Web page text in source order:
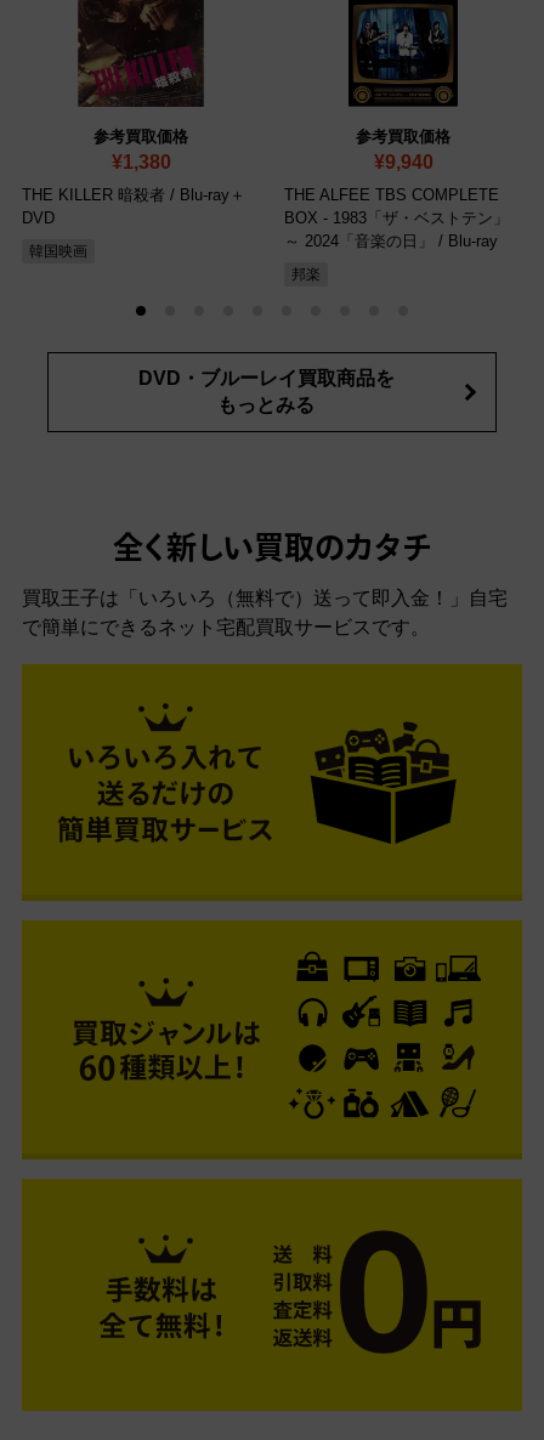
参考買取価格
¥1,380
THE KILLER 暗殺者 / Blu-ray＋
DVD
韓国映画
参考買取価格
¥9,940
THE ALFEE TBS COMPLETE
BOX - 1983「ザ・ベストテン」
～ 2024「音楽の日」
/ Blu-ray
邦楽
DVD・ブルーレイ買取商品を
もっとみる
全く新しい買取のカタチ
買取王子は「いろいろ（無料で）送って即入金！」自宅
で簡単にできるネット宅配買取サービスです。